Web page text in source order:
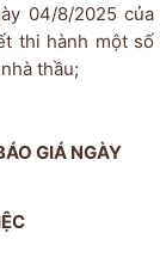
04/8/2025 của
thi hành một số
thầu;
GIÁ NGÀY